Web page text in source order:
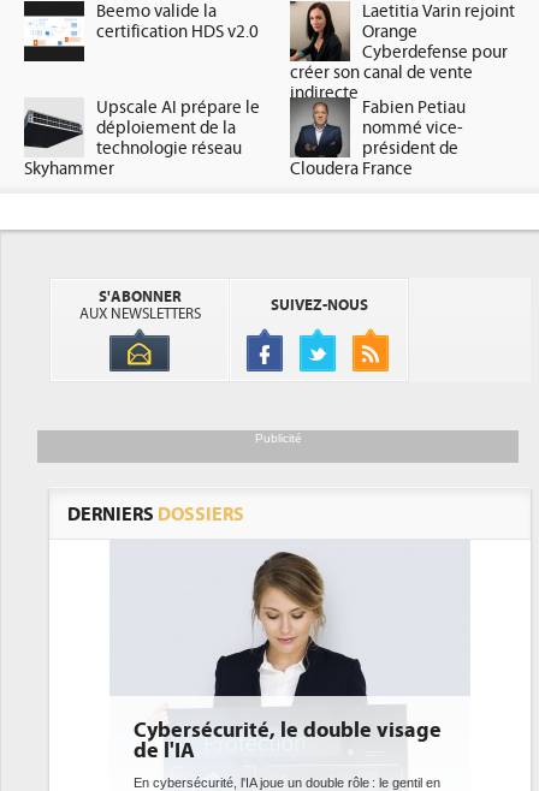
Beemo valide la
certification HDS v2.0
Laetitia Varin rejoint
Orange
Cyberdefense pour
créer son canal de vente
indirecte
Upscale AI prépare le
déploiement de la
technologie réseau
Skyhammer
Fabien Petiau
nommé vice-
président de
Cloudera France
S'ABONNER
AUX NEWSLETTERS
SUIVEZ-NOUS
Publicité
DERNIERS DOSSIERS
double visage
double rôle : le gentil en
DEE: l'efficacité énergétique
bientôt une obligation pour les
datacenters